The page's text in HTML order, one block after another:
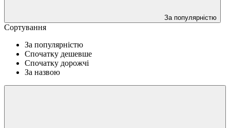
За популярністю
Сортування
За популярністю
Спочатку дешевше
Спочатку дорожчі
За назвою